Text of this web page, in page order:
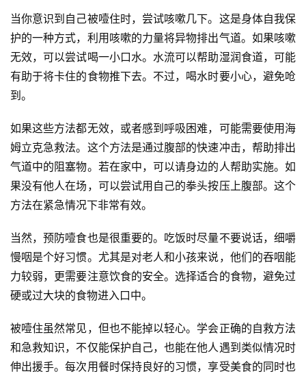
当你意识到自己被噎住时，尝试咳嗽几下。这是身体自我保
护的一种方式，利用咳嗽的力量将异物排出气道。如果咳嗽
无效，可以尝试喝一小口水。水流可以帮助湿润食道，可能
有助于将卡住的食物推下去。不过，喝水时要小心，避免呛
到。
如果这些方法都无效，或者感到呼吸困难，可能需要使用海
姆立克急救法。这个方法是通过腹部的快速冲击，帮助排出
气道中的阻塞物。若在家中，可以请身边的人帮助实施。如
果没有他人在场，可以尝试用自己的拳头按压上腹部。这个
方法在紧急情况下非常有效。
当然，预防噎食也是很重要的。吃饭时尽量不要说话，细嚼
慢咽是个好习惯。尤其是对老人和小孩来说，他们的吞咽能
力较弱，更需要注意饮食的安全。选择适合的食物，避免过
硬或过大块的食物进入口中。
被噎住虽然常见，但也不能掉以轻心。学会正确的自救方法
和急救知识，不仅能保护自己，也能在他人遇到类似情况时
伸出援手。每次用餐时保持良好的习惯，享受美食的同时也